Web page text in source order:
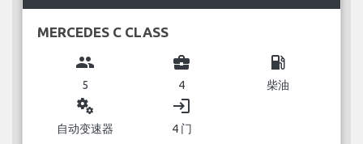
MERCEDES C CLASS
group
5
business_center
4
local_gas_station
柴油
miscellaneous_services
自动变速器
login
4 门